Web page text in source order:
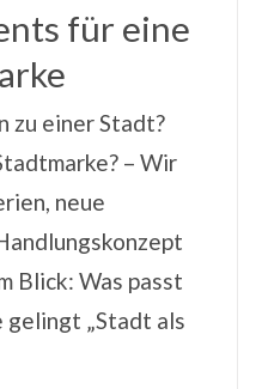
für eine
zu einer Stadt?
– Wir
neue
Blick: Was passt
gelingt „Stadt als